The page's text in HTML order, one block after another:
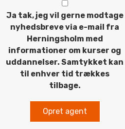
Ja tak, jeg vil gerne modtage
nyhedsbreve via e-mail fra
Herningsholm med
informationer om kurser og
uddannelser. Samtykket kan
til enhver tid trækkes
tilbage.
Opret agent